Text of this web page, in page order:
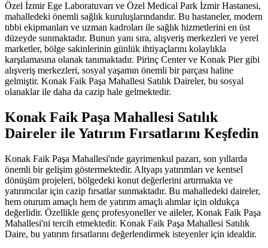
Özel İzmir Ege Laboratuvarı ve Özel Medical Park İzmir Hastanesi,
mahalledeki önemli sağlık kuruluşlarındandır. Bu hastaneler, modern
tıbbi ekipmanları ve uzman kadroları ile sağlık hizmetlerini en üst
düzeyde sunmaktadır. Bunun yanı sıra, alışveriş merkezleri ve yerel
marketler, bölge sakinlerinin günlük ihtiyaçlarını kolaylıkla
karşılamasına olanak tanımaktadır. Pirinç Center ve Konak Pier gibi
alışveriş merkezleri, sosyal yaşamın önemli bir parçası haline
gelmiştir. Konak Faik Paşa Mahallesi Satılık Daireler, bu sosyal
olanaklar ile daha da cazip hale gelmektedir.
Konak Faik Paşa Mahallesi Satılık
Daireler ile Yatırım Fırsatlarını Keşfedin
Konak Faik Paşa Mahallesi'nde gayrimenkul pazarı, son yıllarda
önemli bir gelişim göstermektedir. Altyapı yatırımları ve kentsel
dönüşüm projeleri, bölgedeki konut değerlerini artırmakta ve
yatırımcılar için cazip fırsatlar sunmaktadır. Bu mahalledeki daireler,
hem oturum amaçlı hem de yatırım amaçlı alımlar için oldukça
değerlidir. Özellikle genç profesyoneller ve aileler, Konak Faik Paşa
Mahallesi'ni tercih etmektedir. Konak Faik Paşa Mahallesi Satılık
Daire, bu yatırım fırsatlarını değerlendirmek isteyenler için idealdir.